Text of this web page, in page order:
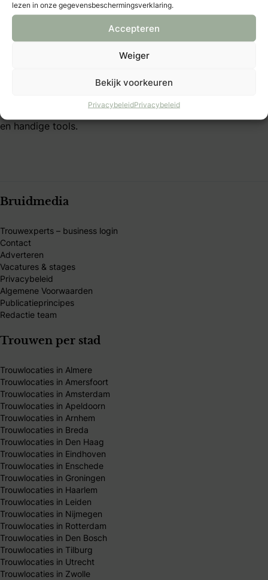
lezen in onze gegevensbeschermingsverklaring.
Accepteren
Weiger
Bekijk voorkeuren
PrivacybeleidPrivacybeleid
B&B Club – voorwaarden
Over Bruid & Bruidegom
persoonlijk willen maken. Vind inspiratie, tips en
Club-member en ontdek exclusieve voordelen, kortingen
en handige tools.
Bruidmedia
Trouwexperts – business login
Contact
Adverteren
Vacatures & stages
Privacybeleid
Algemene Voorwaarden
Publicatieprincipes
Redactie team
Trouwen per stad
Trouwlocaties in Almere
Trouwlocaties in Amersfoort
Trouwlocaties in Amsterdam
Trouwlocaties in Apeldoorn
Trouwlocaties in Arnhem
Trouwlocaties in Breda
Trouwlocaties in Den Haag
Trouwlocaties in Eindhoven
Trouwlocaties in Enschede
Trouwlocaties in Groningen
Trouwlocaties in Haarlem
Trouwlocaties in Leiden
Trouwlocaties in Nijmegen
Trouwlocaties in Rotterdam
Trouwlocaties in Den Bosch
Trouwlocaties in Tilburg
Trouwlocaties in Utrecht
Trouwlocaties in Zwolle